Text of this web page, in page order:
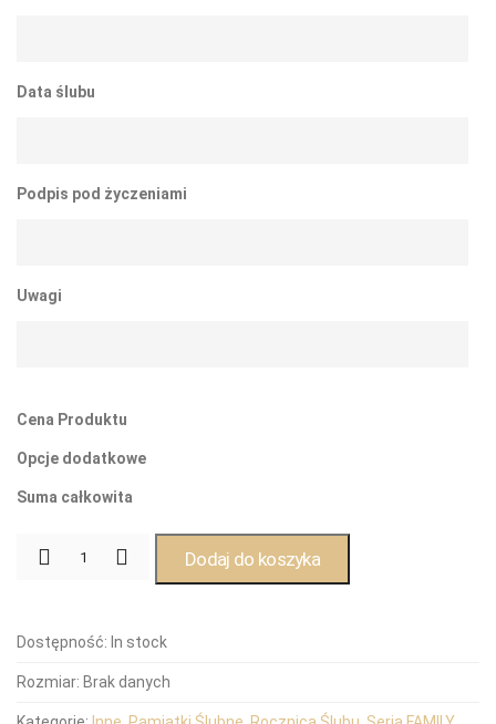
Data ślubu
Podpis pod życzeniami
Uwagi
Cena Produktu
Opcje dodatkowe
Suma całkowita
Dodaj do koszyka
Dostępność: In stock
Rozmiar: Brak danych